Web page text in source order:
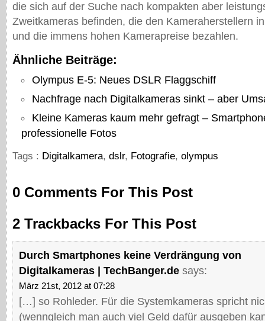
die sich auf der Suche nach kompakten aber
Zweitkameras befinden, die den Kameraherstellern
und die immens hohen Kamerapreise bezahlen.
Ähnliche Beiträge:
Olympus E-5: Neues DSLR Flaggschiff
Nachfrage nach Digitalkameras sinkt – aber
Kleine Kameras kaum mehr gefragt –
professionelle Fotos
Tags : Digitalkamera, dslr, Fotografie, olympus
0 Comments For This Post
2 Trackbacks For This Post
Durch Smartphones keine Verdrängung von
Digitalkameras | TechBanger.de says:
März 21st, 2012 at 07:28
[…] so Rohleder. Für die Systemkameras spricht
(wenngleich man auch viel Geld dafür ausgeben